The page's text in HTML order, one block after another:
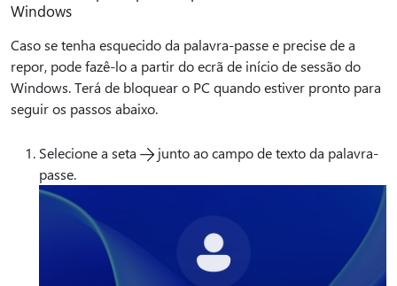
Windows
Caso se tenha esquecido da palavra-passe e precise de a
repor, pode fazê-lo a partir do ecrã de início de sessão do
Windows. Terá de bloquear o PC quando estiver pronto para
seguir os passos abaixo.
Selecione a seta
junto ao campo de texto da palavra-
passe.